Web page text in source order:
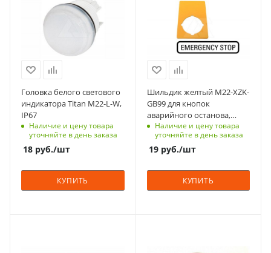
Степень защиты
Срок поставки под
заказ
Вид
плоская
Количество в упаковке
шт
Головка белого светового
индикатора Titan M22-L-W,
IP67
Наличие и цену товара
уточняйте в день заказа
18 руб./шт
КУПИТЬ
Срок поставки под
6-8 недель
Количество в упаковке
Единицы измерения
шт
Шильдик желтый M22-XZK-
GB99 для кнопок
аварийного останова,
надпись "EMERGENCY
STOP", 50х33мм
Наличие и цену товара
уточняйте в день заказа
19руб./шт
КУПИТЬ